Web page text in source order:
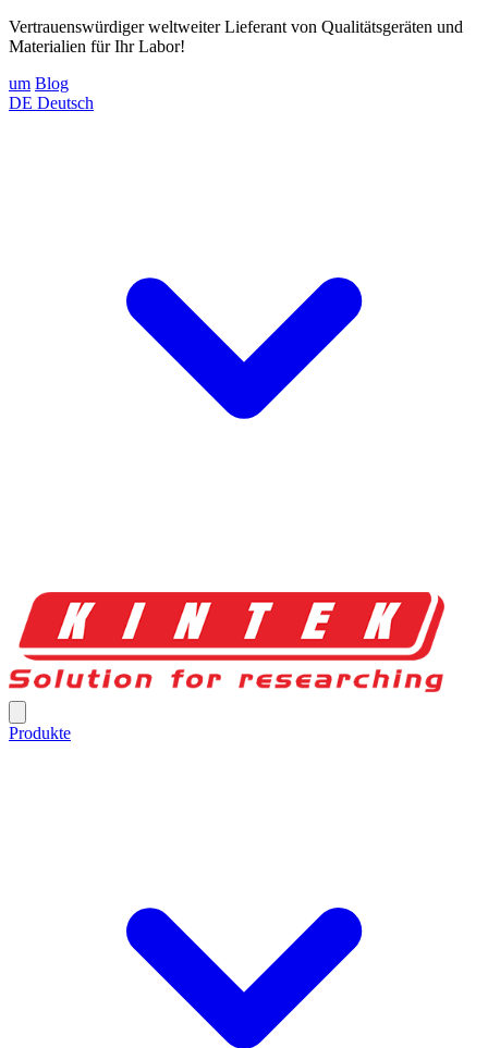
Vertrauenswürdiger weltweiter Lieferant von Qualitätsgeräten und
Materialien für Ihr Labor!
um Blog
DE Deutsch
Produkte